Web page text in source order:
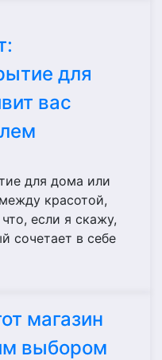
для
вас
для дома или
красотой,
если я скажу,
сочетает в себе
магазин
выбором